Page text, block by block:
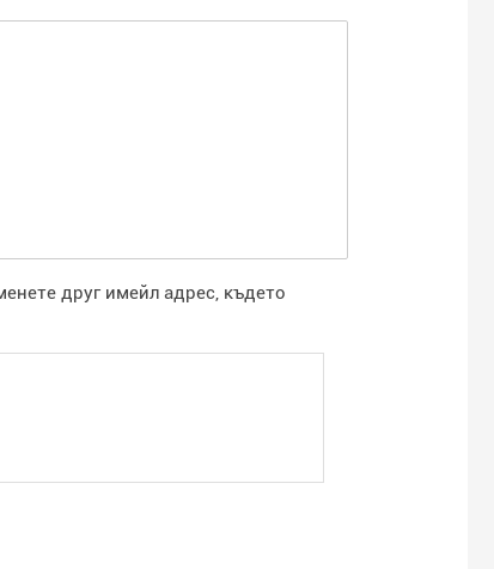
друг имейл адрес, където